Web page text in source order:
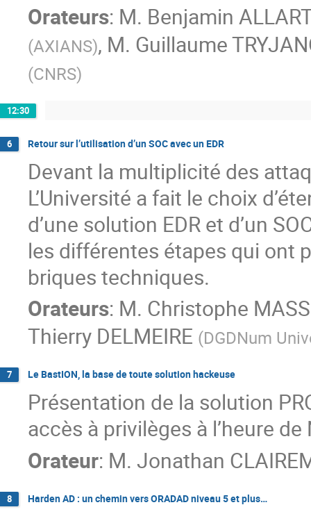
Orateurs: M. Benjamin
(AXIANS), M. Guillaume
(CNRS)
12:30
6 Retour sur l’utilisation d’un SOC avec un EDR
Devant la multiplicité des
L’Université a fait le choix
d’une solution EDR et d’un
les différentes étapes qui ont
briques techniques.
Orateurs: M. Christophe
Thierry DELMEIRE (DGDNum
7 Le BastION, la base de toute solution hackeuse
Présentation de la solution
accès à privilèges à l’heure de
Orateur: M. Jonathan
8 Harden AD : un chemin vers ORADAD niveau 5 et plus…